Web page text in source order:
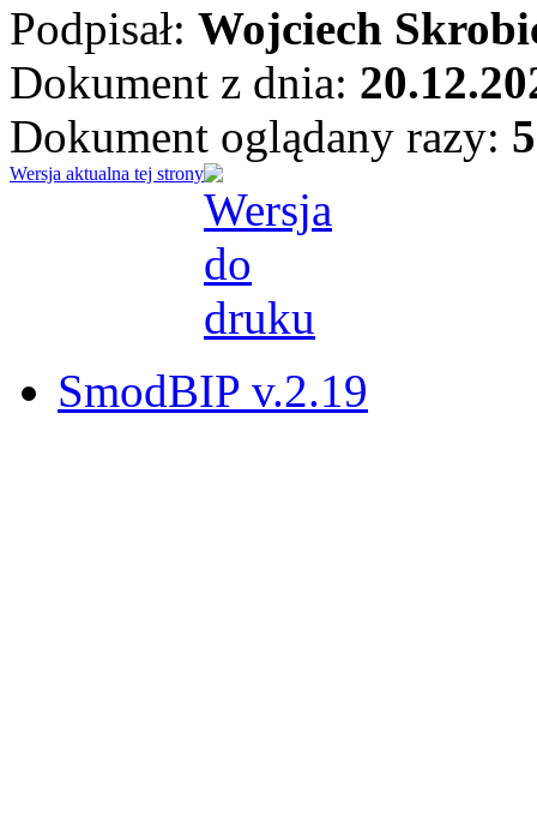
Podpisał: Wojciech
Dokument z dnia:
Dokument oglądany razy:
Wersja aktualna tej strony
SmodBIP v.2.19